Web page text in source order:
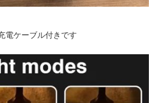
電ケーブル付きです